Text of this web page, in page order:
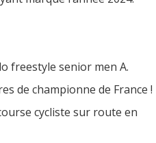
freestyle senior men A.
de championne de France !
cycliste sur route en